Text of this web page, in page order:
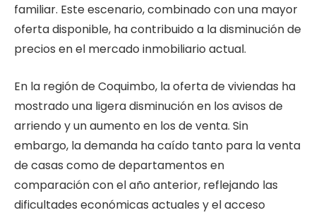
familiar. Este escenario, combinado con una mayor
oferta disponible, ha contribuido a la disminución de
precios en el mercado inmobiliario actual.
En la región de Coquimbo, la oferta de viviendas ha
mostrado una ligera disminución en los avisos de
arriendo y un aumento en los de venta. Sin
embargo, la demanda ha caído tanto para la venta
de casas como de departamentos en
comparación con el año anterior, reflejando las
dificultades económicas actuales y el acceso